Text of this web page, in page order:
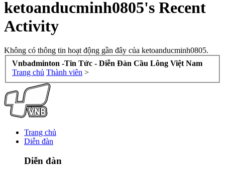
ketoanducminh0805's Recent
Activity
Không có thông tin hoạt động gần đây của ketoanducminh0805.
Vnbadminton -Tin Tức - Diễn Đàn Cầu Lông Việt Nam
Trang chủ Thành viên >
Trang chủ
Diễn đàn
Diễn đàn